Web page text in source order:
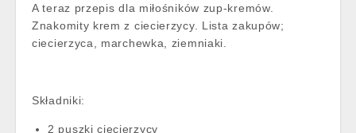
A teraz przepis dla miłośników zup-kremów.
Znakomity krem z ciecierzycy. Lista zakupów;
ciecierzyca, marchewka, ziemniaki.
Składniki:
2 puszki ciecierzycy